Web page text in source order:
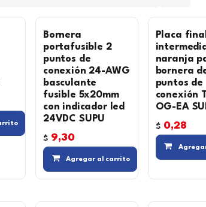
Agregar a la lista de deseos
Compara Agregar a la lista de
Bornera
portafusible 2
puntos de
conexión 24-AWG
basculante
fusible 5x20mm
con indicador led
24VDC SUPU
$ 9,30
Agregar al carrito Compara
Placa
naranja
bornera
puntos de
conexión
OG-EA
$ 0,28